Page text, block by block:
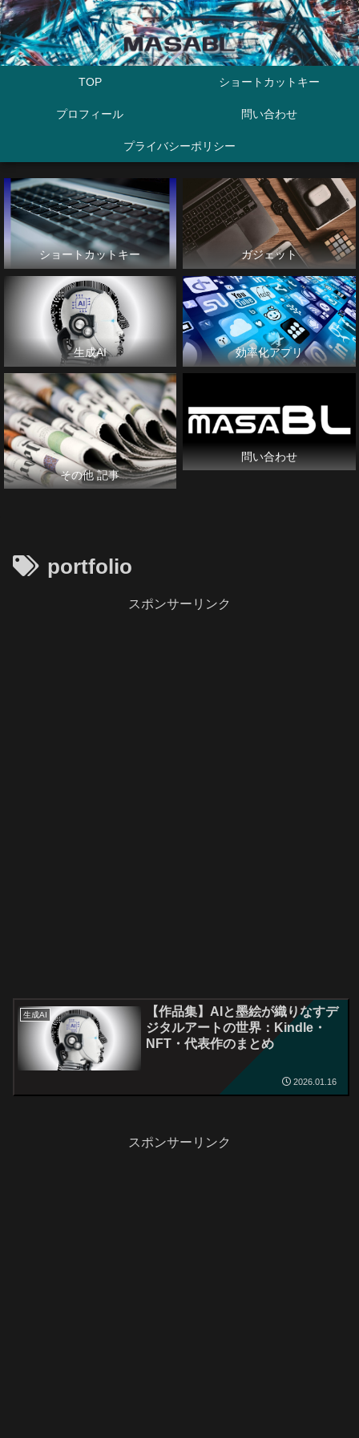
TOP ショートカットキー
プロフィール 問い合わせ
プライバシーポリシー
ショートカットキー ガジェット
生成AI 効率化アプリ
その他 記事
問い合わせ
portfolio
スポンサーリンク
生成AI
【作品集】AIと墨絵が織りなすデ
ジタルアートの世界：Kindle・
NFT・代表作のまとめ
2026.01.16
スポンサーリンク